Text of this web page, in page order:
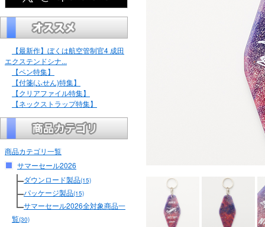
【最新作】ぼくは航空管制官4 成田
エクステンドシナ...
【ペン特集】
【付箋(ふせん)特集】
【クリアファイル特集】
【ネックストラップ特集】
商品カテゴリ一覧
サマーセール2026
ダウンロード製品(15)
パッケージ製品(15)
サマーセール2026全対象商品一
覧(30)